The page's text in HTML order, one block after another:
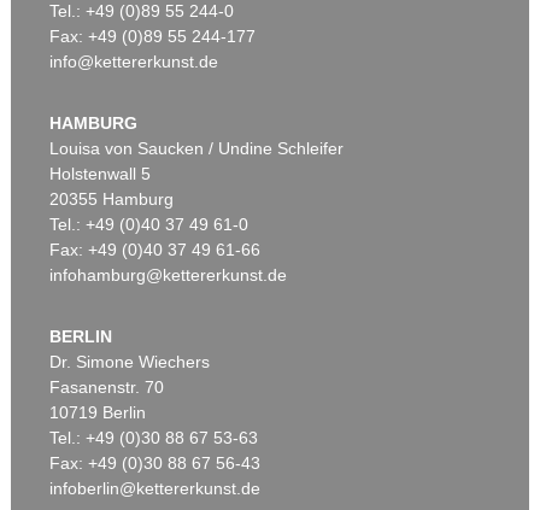
Tel.: +49 (0)89 55 244-0
Fax: +49 (0)89 55 244-177
info@kettererkunst.de
HAMBURG
Louisa von Saucken / Undine Schleifer
Holstenwall 5
20355 Hamburg
Tel.: +49 (0)40 37 49 61-0
Fax: +49 (0)40 37 49 61-66
infohamburg@kettererkunst.de
BERLIN
Dr. Simone Wiechers
Fasanenstr. 70
10719 Berlin
Tel.: +49 (0)30 88 67 53-63
Fax: +49 (0)30 88 67 56-43
infoberlin@kettererkunst.de